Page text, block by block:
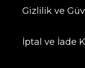
Gizlilik ve
İptal ve İade